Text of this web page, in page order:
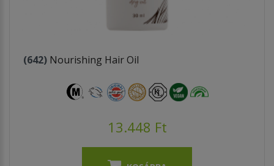
(642) Nourishing Hair Oil
13.448 Ft